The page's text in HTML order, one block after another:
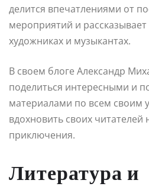
делится впечатлениями от
мероприятий и
художниках и музыкантах.
В своем блоге Александр
поделиться интересными и
материалами по всем своим
вдохновить своих
приключения.
Литература и